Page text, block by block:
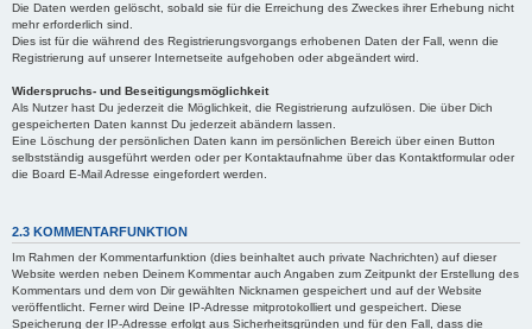
Die Daten werden gelöscht, sobald sie für die Erreichung des Zweckes ihrer Erhebung nicht
mehr erforderlich sind.
Dies ist für die während des Registrierungsvorgangs erhobenen Daten der Fall, wenn die
Registrierung auf unserer Internetseite aufgehoben oder abgeändert wird.
Widerspruchs- und Beseitigungsmöglichkeit
Als Nutzer hast Du jederzeit die Möglichkeit, die Registrierung aufzulösen. Die über Dich
gespeicherten Daten kannst Du jederzeit abändern lassen.
Eine Löschung der persönlichen Daten kann im persönlichen Bereich über einen Button
selbstständig ausgeführt werden oder per Kontaktaufnahme über das Kontaktformular oder
die Board E-Mail Adresse eingefordert werden.
2.3 KOMMENTARFUNKTION
Im Rahmen der Kommentarfunktion (dies beinhaltet auch private Nachrichten) auf dieser
Website werden neben Deinem Kommentar auch Angaben zum Zeitpunkt der Erstellung des
Kommentars und dem von Dir gewählten Nicknamen gespeichert und auf der Website
veröffentlicht. Ferner wird Deine IP-Adresse mitprotokolliert und gespeichert. Diese
Speicherung der IP-Adresse erfolgt aus Sicherheitsgründen und für den Fall, dass die